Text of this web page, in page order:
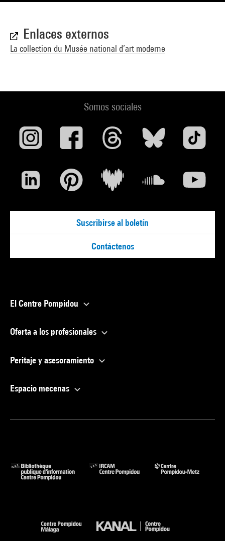
Enlaces externos
La collection du Musée national d’art moderne
Somos sociales
Suscribirse al boletín
Contáctenos
El Centre Pompidou
Oferta a los profesionales
Peritaje y asesoramiento
Espacio mecenas